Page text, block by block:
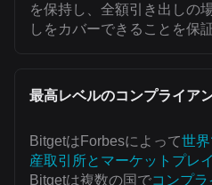
を保持し、全額引き出しの
しをカバーできることを保
最高レベルのコンプライア
BitgetはForbesによって世
産取引所とマーケットプレ
Bitgetは複数の国でコンプ